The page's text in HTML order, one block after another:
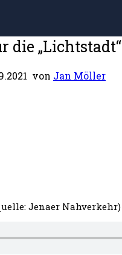
die „Lichtstadt“
von Jan Möller
Jenaer Nahverkehr)